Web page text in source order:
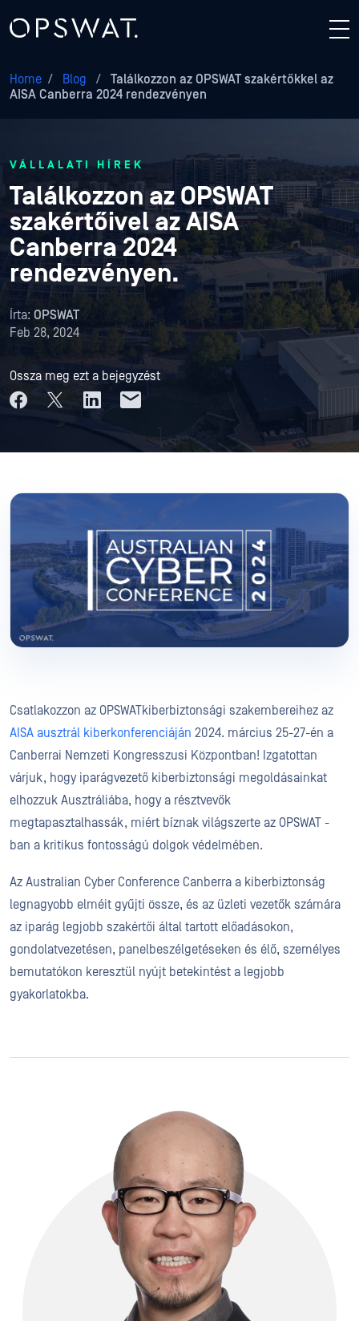
Home / Blog /
Találkozzon az OPSWAT szakértőkkel az
AISA Canberra 2024 rendezvényen
VÁLLALATI HÍREK
Találkozzon az OPSWAT
szakértőivel az AISA
Canberra 2024
rendezvényen.
Írta: OPSWAT
Feb 28, 2024
Ossza meg ezt a bejegyzést
Csatlakozzon az OPSWATkiberbiztonsági szakembereihez az
AISA ausztrál kiberkonferenciáján 2024. március 25-27-én a
Canberrai Nemzeti Kongresszusi Központban! Izgatottan
várjuk, hogy iparágvezető kiberbiztonsági megoldásainkat
elhozzuk Ausztráliába, hogy a résztvevők
megtapasztalhassák, miért bíznak világszerte az OPSWAT -
ban a kritikus fontosságú dolgok védelmében.
Az Australian Cyber Conference Canberra a kiberbiztonság
legnagyobb elméit gyűjti össze, és az üzleti vezetők számára
az iparág legjobb szakértői által tartott előadásokon,
gondolatvezetésen, panelbeszélgetéseken és élő, személyes
bemutatókon keresztül nyújt betekintést a legjobb
gyakorlatokba.